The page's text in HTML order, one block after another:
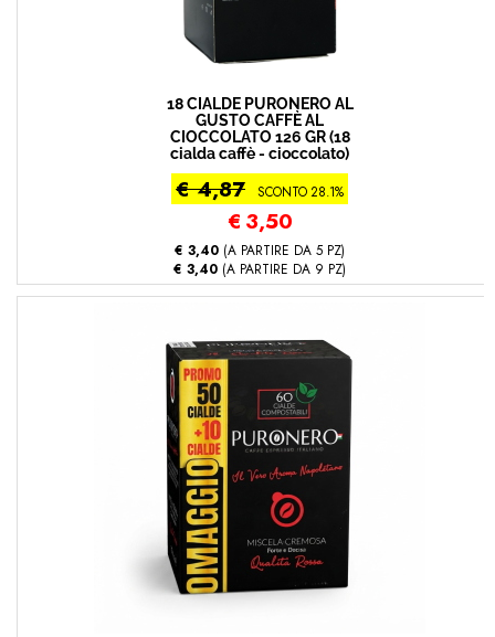
18 CIALDE PURONERO AL
GUSTO CAFFÈ AL
CIOCCOLATO 126 GR (18
cialda caffè - cioccolato)
€ 4,87 SCONTO 28.1%
€ 3,50
€ 3,40 (A PARTIRE DA 5 PZ)
€ 3,40 (A PARTIRE DA 9 PZ)